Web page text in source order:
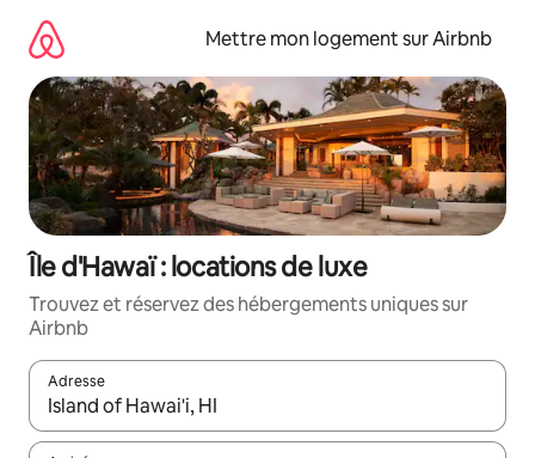
directement
contenu
Mettre mon logement sur Airbnb
Île d'Hawaï : locations de luxe
Trouvez et réservez des hébergements uniques sur
Airbnb
Adresse
Lorsque les résultats s'affichent, utilisez les flèches vers le